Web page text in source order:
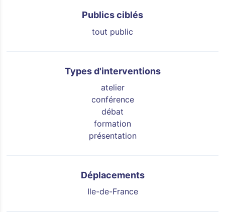
Publics ciblés
tout public
Types d'interventions
atelier
conférence
débat
formation
présentation
Déplacements
Ile-de-France